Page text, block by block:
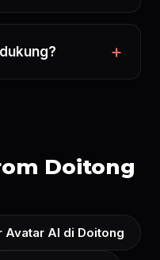
Doitong
Avatar AI di Doitong